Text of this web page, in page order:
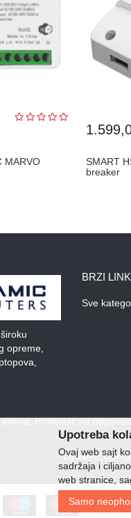
MARVO
SMART
breaker
opreme,
BRZI
Sve
Prodavac ne
i aktuelnim
Dynamic
Upotreba
Ovaj web sajt
sadržaja i
web stranice,
Samo